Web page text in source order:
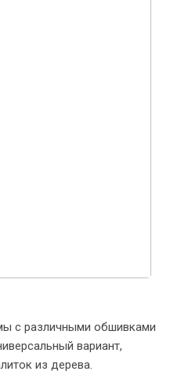
с различными обшивками
вариант,
из дерева.